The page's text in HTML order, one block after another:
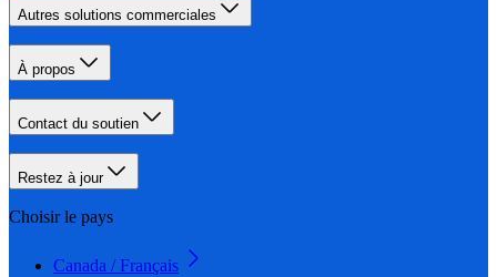
Autres solutions commerciales
À propos
Contact du soutien
Restez à jour
Choisir le pays
Canada / Français